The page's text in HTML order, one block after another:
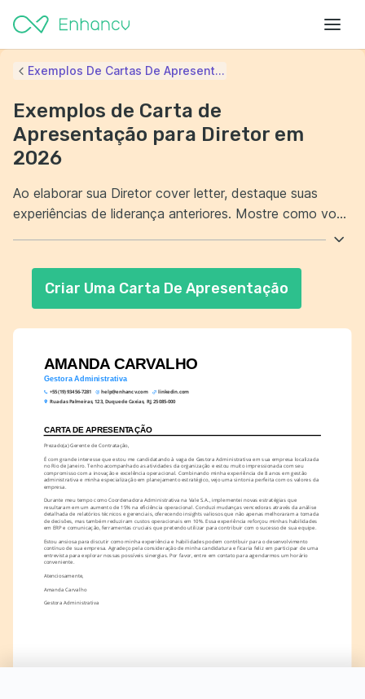
AMANDA CARVALHO
Gestora Administrativa
+55 (19) 93456-7281 help@enhancv.com
linkedin.com
Rua das Palmeiras, 123, Duque de Caxias, RJ, 25085-000
CARTA DE APRESENTAÇÃO
Prezado(a) Gerente de Contratação,
É com grande interesse que estou me candidatando à vaga de Gestora Administrativa em sua empresa localizada
no Rio de Janeiro. Tenho acompanhado as atividades da organização e estou muito impressionada com seu
compromisso com a inovação e excelência operacional. Combinando minha experiência de 8 anos em gestão
administrativa e minha especialização em planejamento estratégico, vejo uma sintonia perfeita com os valores da
empresa.
Durante meu tempo como Coordenadora Administrativa na Vale S.A., implementei novas estratégias que
resultaram em um aumento de 15% na eficiência operacional. Conduzi mudanças vencedoras através da análise
detalhada de relatórios técnicos e gerenciais, oferecendo insights valiosos que não apenas melhoraram a tomada
de decisões, mas também reduziram custos operacionais em 10%. Essa experiência reforçou minhas habilidades
em ERP e comunicação, ferramentas cruciais que pretendo utilizar para contribuir com o sucesso de sua equipe.
Estou ansiosa para discutir como minha experiência e habilidades podem contribuir para o desenvolvimento
contínuo de sua empresa. Agradeço pela consideração de minha candidatura e ficaria feliz em participar de uma
entrevista para explorar nossas possíveis sinergias. Por favor, entre em contato para agendarmos um horário
conveniente.
Atenciosamente,
Amanda Carvalho
Gestora Administrativa
Exemplos De Cartas De Apresent...
Exemplos de Carta de
Apresentação para Diretor em
2026
Ao elaborar sua Diretor cover letter, destaque suas
experiências de liderança anteriores. Mostre como você
e resolução de problemas. Demonstre seu compromisso
com a inovação e a melhoria contínua na organização.
Criar Uma Carta De Apresentação